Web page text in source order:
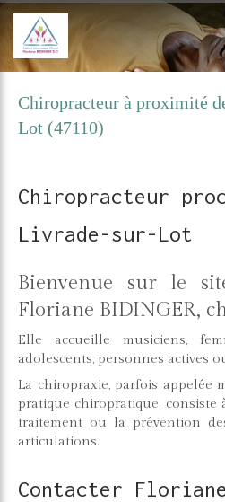
Chiropracteur à proximité
Lot (47110)
Chiropracteur
Livrade-sur-Lot
Bienvenue sur le
Floriane BIDINGER,
Elle accueille musiciens,
adolescents, personnes actives
La chiropraxie, parfois appelée
pratique chiropratique, consiste
traitement ou la prévention
articulations.
Contacter Floriane